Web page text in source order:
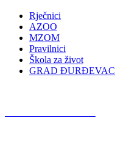
Rječnici
AZOO
MZOM
Pravilnici
Škola za život
GRAD ĐURĐEVAC